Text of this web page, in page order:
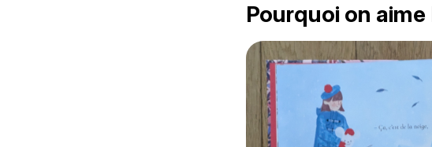
Pourquoi on